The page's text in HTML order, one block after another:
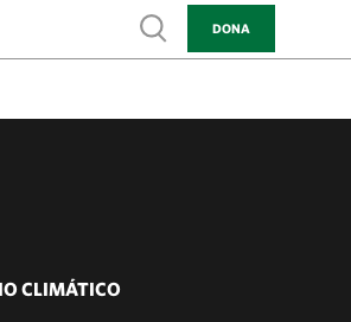
Show search
DONA
CLIMÁTICO